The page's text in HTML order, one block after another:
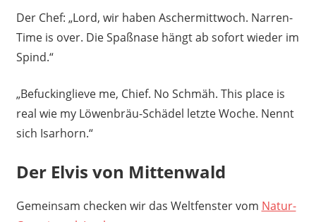
Der Chef: „Lord, wir haben Aschermittwoch. Narren-
Time is over. Die Spaßnase hängt ab sofort wieder im
Spind.“
„Befuckinglieve me, Chief. No Schmäh. This place is
real wie my Löwenbräu-Schädel letzte Woche. Nennt
sich Isarhorn.“
Der Elvis von Mittenwald
Gemeinsam checken wir das Weltfenster vom Natur-